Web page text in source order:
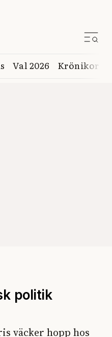
Val 2026 Krönikor
politik
väcker hopp hos